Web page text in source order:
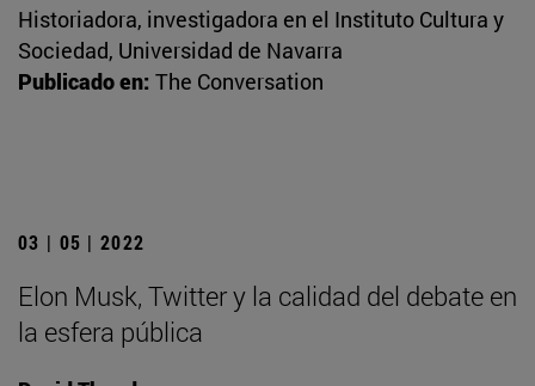
Historiadora, investigadora en el Instituto Cultura y
Sociedad, Universidad de Navarra
Publicado en: The Conversation
03 | 05 | 2022
Elon Musk, Twitter y la calidad del debate en
la esfera pública